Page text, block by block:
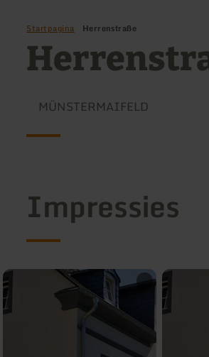
Startpagina Herrenstraße
MÜNSTERMAIFELD
Impressies